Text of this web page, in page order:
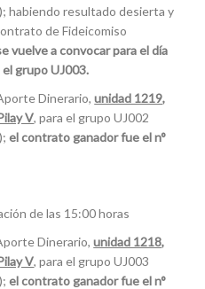
habiendo resultado desierta y
de Fideicomiso
vuelve a convocar para el día
grupo UJ003.
Dinerario,unidad 1219,
V, para el grupo UJ002
el contrato ganador fue el n°
de las 15:00 horas
Dinerario,unidad 1218,
V, para el grupo UJ003
el contrato ganador fue el n°